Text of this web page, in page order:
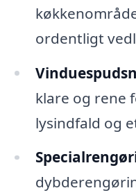
ordentligt
klare og rene
lysindfald og